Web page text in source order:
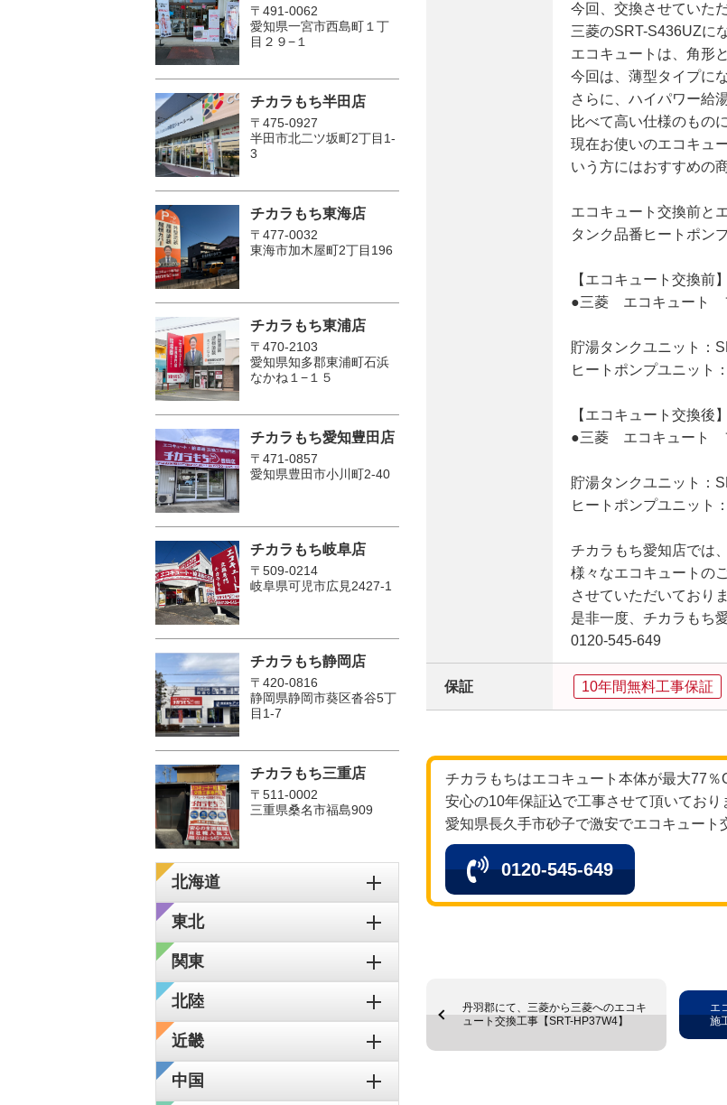
今回、交換させていた
三菱のSRT-S436UZに
エコキュートは、角形
今回は、薄型タイプに
さらに、ハイパワー給
比べて高い仕様のもの
現在お使いのエコキュ
いう方にはおすすめの
エコキュート交換前と
タンク品番ヒートポン
【エコキュート交換前】
●三菱 エコキュート
貯湯タンクユニット：
ヒートポンプユニット
【エコキュート交換後】
●三菱 エコキュート
貯湯タンクユニット：
ヒートポンプユニット
チカラもち愛知店では、
様々なエコキュートの
させていただいておりま
是非一度、チカラもち
0120-545-649
保証 10年間無料工事保証
チカラもちはエコキュート本体が最大77％
安心の10年保証込で工事させて頂いており
愛知県長久手市砂子で激安でエコキュート
0120-545-649
丹羽郡にて、三菱から三菱へのエコキ
ュート交換工事【SRT-HP37W4】
エ
施
〒491-0062
愛知県一宮市西島町１丁
目２９−１
チカラもち半田店
〒475-0927
半田市北二ツ坂町2丁目1-
3
チカラもち東海店
〒477-0032
東海市加木屋町2丁目196
チカラもち東浦店
〒470-2103
愛知県知多郡東浦町石浜
なかね１−１５
チカラもち愛知豊田店
〒471-0857
愛知県豊田市小川町2‐40
チカラもち岐阜店
〒509-0214
岐阜県可児市広見2427-1
チカラもち静岡店
〒420-0816
静岡県静岡市葵区沓谷5丁
目1-7
チカラもち三重店
〒511-0002
三重県桑名市福島909
北海道
東北
関東
北陸
近畿
中国